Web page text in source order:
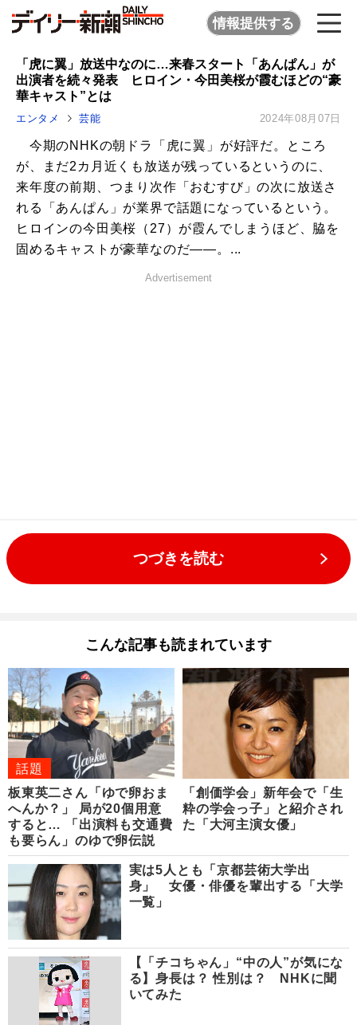
情報提供する
「虎に翼」放送中なのに…来春スタート「あんぱん」が
出演者を続々発表 ヒロイン・今田美桜が霞むほどの“豪
華キャスト”とは
エンタメ 芸能 2024年08月07日
今期のNHKの朝ドラ「虎に翼」が好評だ。ところ
が、まだ2カ月近くも放送が残っているというのに、
来年度の前期、つまり次作「おむすび」の次に放送さ
れる「あんぱん」が業界で話題になっているという。
ヒロインの今田美桜（27）が霞んでしまうほど、脇を
固めるキャストが豪華なのだ――。...
Advertisement
つづきを読む
こんな記事も読まれています
話題
板東英二さん「ゆで卵おま
へんか？」 局が20個用意
すると… 「出演料も交通費
も要らん」のゆで卵伝説
「創価学会」新年会で「生
粋の学会っ子」と紹介され
た「大河主演女優」
実は5人とも「京都芸術大学出
身」 女優・俳優を輩出する「大学
一覧」
【「チコちゃん」“中の人”が気にな
る】身長は？ 性別は？ NHKに聞
いてみた